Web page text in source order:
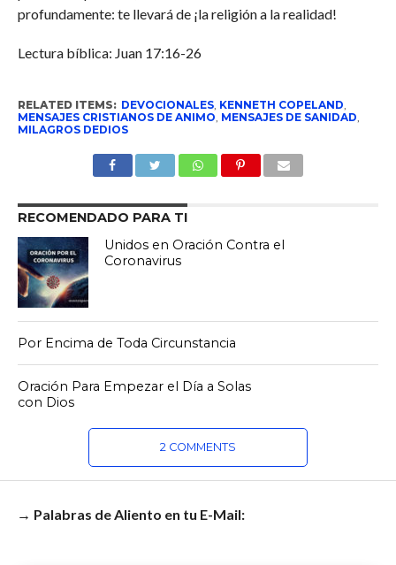
profundamente: te llevará de ¡la religión a la realidad!
Lectura bíblica: Juan 17:16-26
RELATED ITEMS: DEVOCIONALES, KENNETH COPELAND,
MENSAJES CRISTIANOS DE ANIMO, MENSAJES DE SANIDAD,
MILAGROS DEDIOS
RECOMENDADO PARA TI
Unidos en Oración Contra el
Coronavirus
Por Encima de Toda Circunstancia
Oración Para Empezar el Día a Solas
con Dios
2 COMMENTS
→ Palabras de Aliento en tu E-Mail: